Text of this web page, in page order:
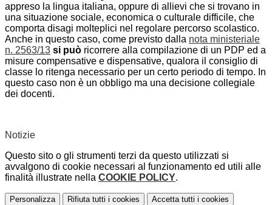
appreso la lingua italiana, oppure di allievi che si trovano in
una situazione sociale, economica o culturale difficile, che
comporta disagi molteplici nel regolare percorso scolastico.
Anche in questo caso, come previsto dalla nota ministeriale
n. 2563/13 si può ricorrere alla compilazione di un PDP ed a
misure compensative e dispensative, qualora il consiglio di
classe lo ritenga necessario per un certo periodo di tempo. In
questo caso non è un obbligo ma una decisione collegiale
dei docenti.
Notizie
Questo sito o gli strumenti terzi da questo utilizzati si
avvalgono di cookie necessari al funzionamento ed utili alle
finalità illustrate nella COOKIE POLICY.
Personalizza Rifiuta tutti i cookies Accetta tutti i cookies